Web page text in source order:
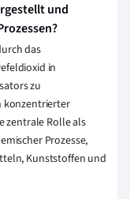
und
das
in
zu
konzentrierter
zentrale Rolle als
Prozesse,
Kunststoffen und